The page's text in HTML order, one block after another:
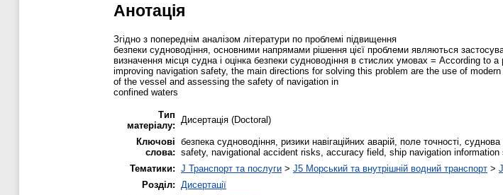
Анотація
Згідно з попереднім аналізом літератури по проблемі підвищення
безпеки судноводіння, основними напрямами рішення цієї проблеми являються
визначення місця судна і оцінка безпеки судноводіння в стислих умовах = According
improving navigation safety, the main directions for solving this problem are the use of
of the vessel and assessing the safety of navigation in
confined waters
Тип
матеріалу:
Дисертація (Doctoral)
Ключові
слова:
безпека судноводіння, ризики навігаційних аварій, поле точності,
safety, navigational accident risks, accuracy field, ship navigation
Тематики: J Транспорт та послуги > J5 Морський та внутрішній водний транспорт >
Розділ: Дисертації